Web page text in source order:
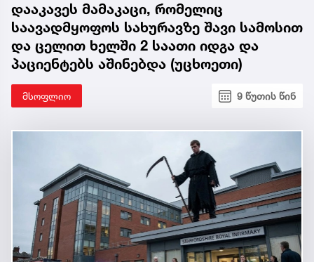
დააკავეს მამაკაცი, რომელიც
საავადმყოფოს სახურავზე შავი სამოსით
და ცელით ხელში 2 საათი იდგა და
პაციენტებს აშინებდა (უცხოეთი)
მსოფლიო 9 წუთის წინ